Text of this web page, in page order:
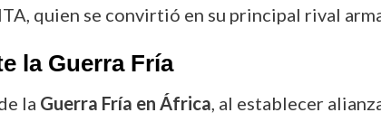
quien se convirtió en su principal rival
la Guerra Fría
la Guerra Fría en África, al establecer